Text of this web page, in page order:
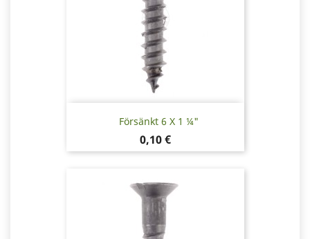
Försänkt 6 X 1 ¼"
Pris
0,10 €